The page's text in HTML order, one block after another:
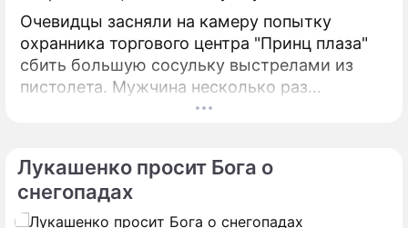
северном полушарии и американцы не
понаслышке знают о существовании зимы,
выпадение снега для многих штатов
является выходящим за рамки
повседневного событием.
Очевидцы засняли на камеру попытку
охранника торгового центра "Принц плаза"
сбить большую сосульку выстрелами из
пистолета. Мужчина несколько раз
выстрелил в образовавшуюся наледь,
проблемой образования сосулек на крышах
домов и возникающими в этой связи
опасностями с того момента, как первый
Лукашенко просит Бога о
снегопадах